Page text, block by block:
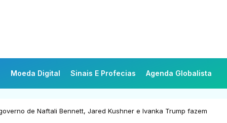
Moeda Digital Sinais E Profecias Agenda Globalista
de Naftali Bennett, Jared Kushner e Ivanka Trump fazem